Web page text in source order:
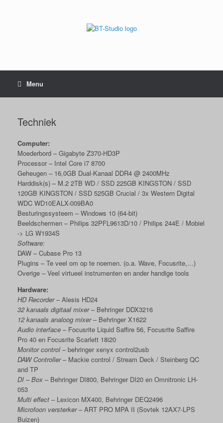
Menu
Techniek
Computer:
Moederbord – Gigabyte Z370-HD3P
Processor – Intel Core i7 8700
Geheugen – 16,0GB Dual-Kanaal DDR4 @ 2400MHz
Harddisk(s) – M.2 2TB WD / SSD 225GB KINGSTON / SSD
120GB KINGSTON / SSD 525GB Crucial / 3x Western Digital
WDC WD10EALX-009BA0
Besturingssysteem – Windows 10 (64-bit)
Beeldschermen – Philips 32PFL9613D/10 / Philips 244E / Mobiel
-> LG W1934S
Software:
DAW – Cubase Pro 13
Plugins – Te veel om op te noemen. (o.a. Wave, Focusrite,…)
Overige – Veel virtueel instrumenten en ander handige tools
Hardware:
HD Recorder– Alesis HD24
32 kanaals digitaal mixer– Behringer DDX3216
12 kanaals analoog mixer– Behringer X1622
Audio interface – Focusrite Liquid Saffire 56, Focusrite Saffire
Pro 40 en Focusrite Scarlett 18i20
Monitor control– behringer xenyx control2usb
DAW Controller– Mackie control / Stream Deck / Steinberg QC
and TP
DI – Box – Behringer DI800, Behringer DI20 en Omnitronic LH-
053
Multi effect – Lexicon MX400, Behringer DEQ2496
Microfoon versterker– ART PRO MPA II (Sovtek 12AX7-LPS
Buizen)